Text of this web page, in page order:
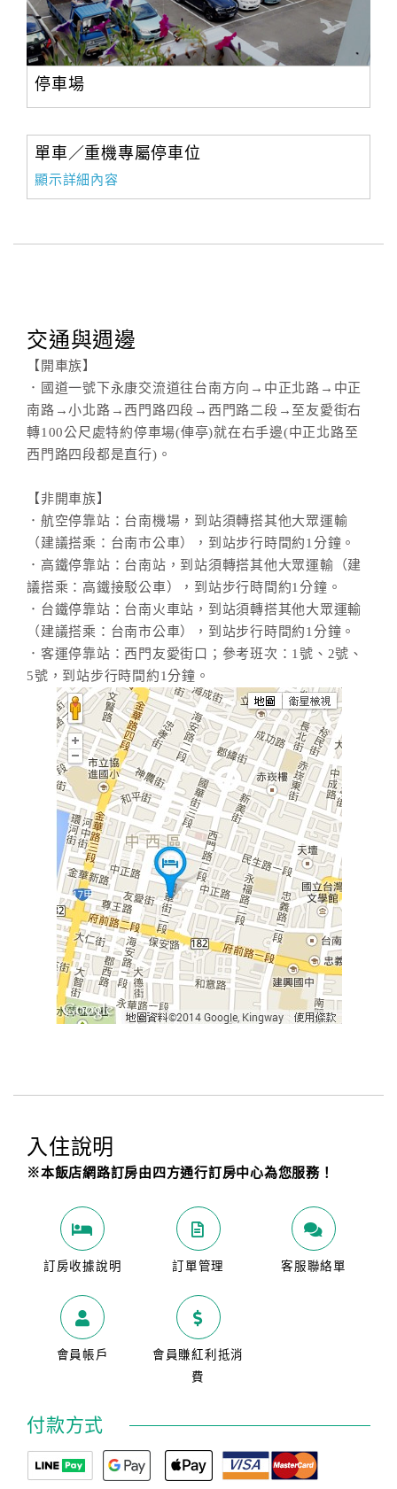
停車場
單車／重機專屬停車位
顯示詳細內容
交通與週邊
【開車族】
．國道一號下永康交流道往台南方向→中正北路→中正
南路→小北路→西門路四段→西門路二段→至友愛街右
轉100公尺處特約停車場(俥亭)就在右手邊(中正北路至
西門路四段都是直行)。
【非開車族】
．航空停靠站：台南機場，到站須轉搭其他大眾運輸
（建議搭乘：台南市公車），到站步行時間約1分鐘。
．高鐵停靠站：台南站，到站須轉搭其他大眾運輸（建
議搭乘：高鐵接駁公車），到站步行時間約1分鐘。
．台鐵停靠站：台南火車站，到站須轉搭其他大眾運輸
（建議搭乘：台南市公車），到站步行時間約1分鐘。
．客運停靠站：西門友愛街口；參考班次：1號、2號、
5號，到站步行時間約1分鐘。
入住說明
※本飯店網路訂房由四方通行訂房中心為您服務！
訂房收據說明 訂單管理 客服聯絡單
會員帳戶
會員賺紅利抵消
費
付款方式